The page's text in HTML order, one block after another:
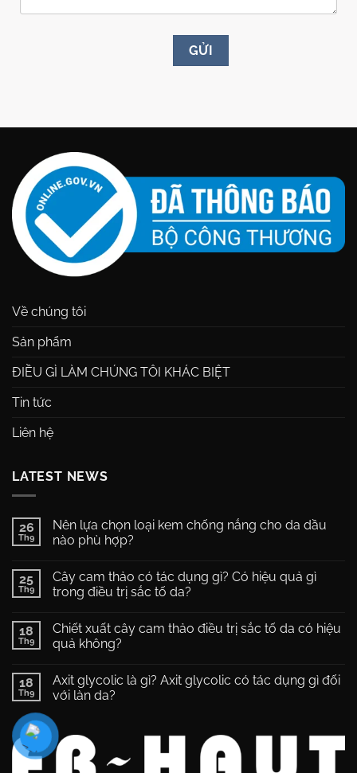
Về chúng tôi
Sản phẩm
ĐIỀU GÌ LÀM CHÚNG TÔI KHÁC BIỆT
Tin tức
Liên hệ
LATEST NEWS
26
Th9
Nên lựa chọn loại kem chống nắng cho da dầu
nào phù hợp?
bình
luận
ở
chọn
loại
kem
cho
da
dầu
phù
hợp?
25
Th9
Cây cam thảo có tác dụng gì? Có hiệu quả gì
trong điều trị sắc tố da?
bình
luận
ở
thảo
có
tác
gì?
Có
hiệu
quả
18
Th9
Chiết xuất cây cam thảo điều trị sắc tố da có hiệu
quả không?
bình
luận
ở
xuất
cây
cam
thảo
18
Th9
Axit glycolic là gì? Axit glycolic có tác dụng gì đối
với làn da?
có
bình
luận
ở